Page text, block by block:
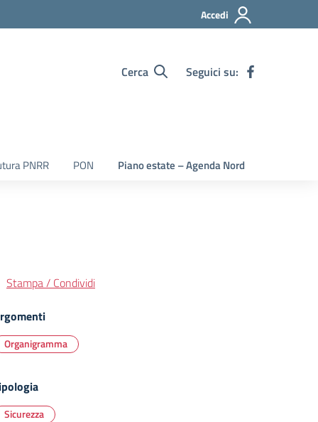
Accedi
Cerca Seguici su:
PNRR PON Piano estate – Agenda Nord
Stampa / Condividi
Organigramma
Sicurezza